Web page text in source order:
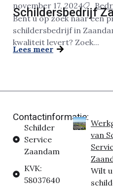
november 17, 2024
Schildersbedrijf
Bent u op zoek naar een
schildersbedrijf in
kwaliteit levert? Zoek...
Lees meer
Contactinformatie:
Schilder
Service
Zaandam
KVK:
58037640
van
Wilt